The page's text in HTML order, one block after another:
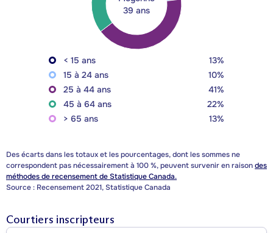
39 ans
< 15 ans
13%
15 à 24 ans
10%
25 à 44 ans
41%
45 à 64 ans
22%
> 65 ans
13%
Des écarts dans les totaux et les pourcentages, dont les sommes ne
correspondent pas nécessairement à 100 %, peuvent survenir en raisondes
méthodes de recensement de Statistique Canada.
Source : Recensement 2021, Statistique Canada
Courtiers inscripteurs